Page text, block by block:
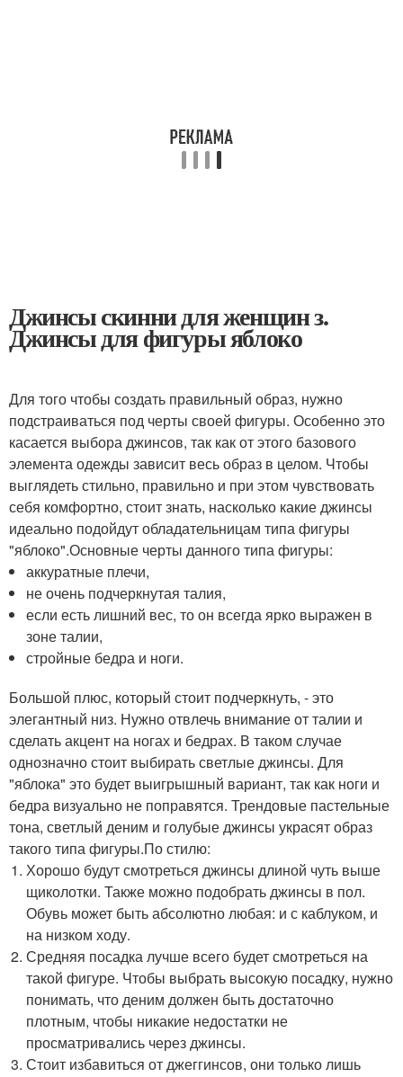
Джинсы скинни для женщин з.
Джинсы для фигуры яблоко
Для того чтобы создать правильный образ, нужно
подстраиваться под черты своей фигуры. Особенно это
касается выбора джинсов, так как от этого базового
элемента одежды зависит весь образ в целом. Чтобы
выглядеть стильно, правильно и при этом чувствовать
себя комфортно, стоит знать, насколько какие джинсы
идеально подойдут обладательницам типа фигуры
"яблоко".Основные черты данного типа фигуры:
аккуратные плечи,
не очень подчеркнутая талия,
если есть лишний вес, то он всегда ярко выражен в
зоне талии,
стройные бедра и ноги.
Большой плюс, который стоит подчеркнуть, - это
элегантный низ. Нужно отвлечь внимание от талии и
сделать акцент на ногах и бедрах. В таком случае
однозначно стоит выбирать светлые джинсы. Для
"яблока" это будет выигрышный вариант, так как ноги и
бедра визуально не поправятся. Трендовые пастельные
тона, светлый деним и голубые джинсы украсят образ
такого типа фигуры.По стилю:
Хорошо будут смотреться джинсы длиной чуть выше
щиколотки. Также можно подобрать джинсы в пол.
Обувь может быть абсолютно любая: и с каблуком, и
на низком ходу.
Средняя посадка лучше всего будет смотреться на
такой фигуре. Чтобы выбрать высокую посадку, нужно
понимать, что деним должен быть достаточно
плотным, чтобы никакие недостатки не
просматривались через джинсы.
Стоит избавиться от джеггинсов, они только лишь